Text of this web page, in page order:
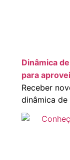
Dinâmica
para
Receber
dinâmica de